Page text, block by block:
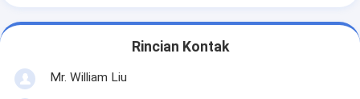
Rincian Kontak
Mr. William Liu